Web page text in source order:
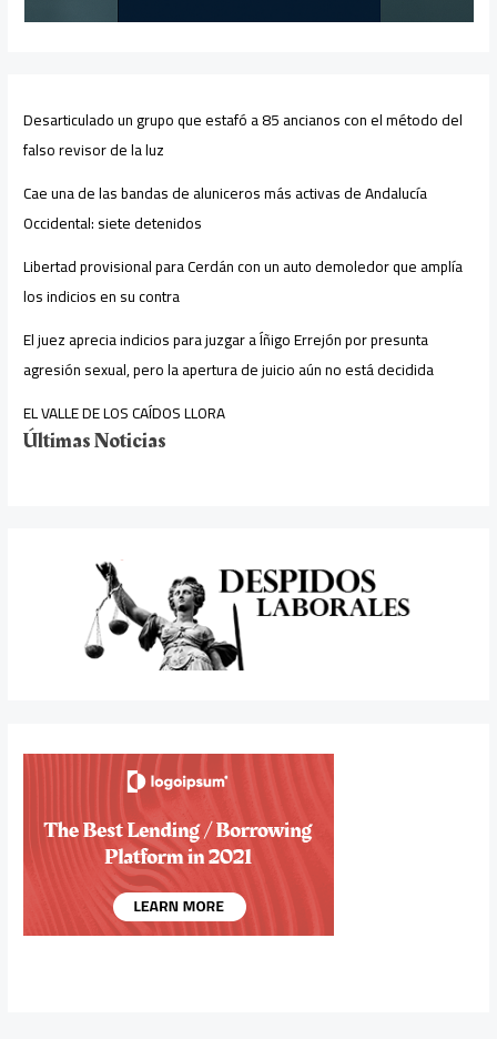
Desarticulado un grupo que estafó a 85 ancianos con el método del
falso revisor de la luz
Cae una de las bandas de aluniceros más activas de Andalucía
Occidental: siete detenidos
Libertad provisional para Cerdán con un auto demoledor que amplía
los indicios en su contra
El juez aprecia indicios para juzgar a Íñigo Errejón por presunta
agresión sexual, pero la apertura de juicio aún no está decidida
EL VALLE DE LOS CAÍDOS LLORA
Últimas Noticias